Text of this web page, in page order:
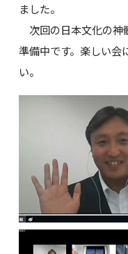
ました。
次回の日本文化の神
準備中です。楽しい会
い。